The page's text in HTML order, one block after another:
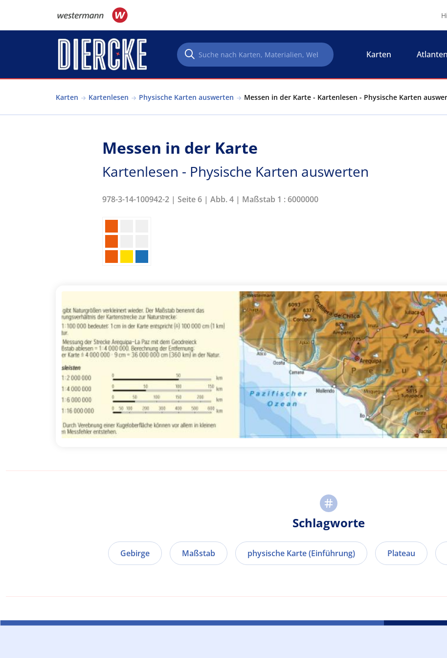
Karten Atlanten
Karten Kartenlesen Physische Karten auswerten Messen in der Karte - Kartenlesen - Physische Karten
Messen in der Karte
Kartenlesen - Physische Karten auswerten
978-3-14-100942-2 | Seite 6 | Abb. 4 | Maßstab 1 : 6000000
Schlagworte
Gebirge Maßstab physische Karte (Einführung) Plateau